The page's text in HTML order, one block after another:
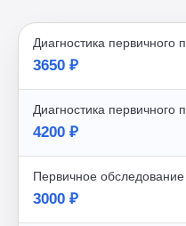
Диагностика первичного
3650 ₽
Диагностика первичного
4200 ₽
Первичное обследование
3000 ₽